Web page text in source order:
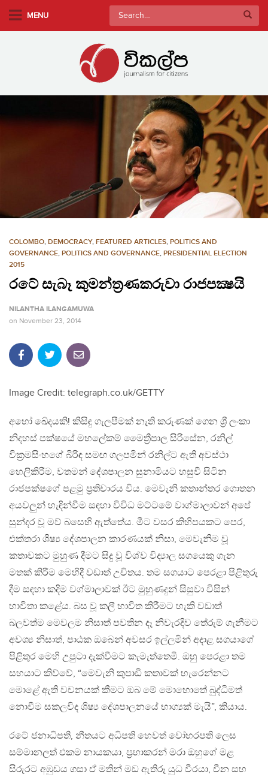
m
i
e
MENU
Search
for:
COLOMBO, DEMOCRACY, FEATURED ARTICLES, POLITICS AND
GOVERNANCE, POLITICS AND GOVERNANCE, PRESIDENTIAL ELECTION
2015
රටේ සැබෑ කුමන්ත්‍රණකරුවා රාජපක්‍ෂයි
NILANTHA ILANGAMUWA
on November 23, 2014
Image Credit: telegraph.co.uk/GETTY
අහෝ ඛේදයකි! කිසිඳු ගැලපීමක් නැති කරුණක් ගෙන ශ්‍රී ලංකා
නිදහස් පක්ෂයේ මහලේකම් මෛත්‍රීපාල සිරිසේන, රනිල්
වික්‍රමසිංහගේ බිරිඳ සමඟ ගලපමින් රනිල්ට ඇති අවස්ථා
හෙලිකිරීම, වතමන් දේශපාලන සුනාමියට හසුවී සිටින
රාජපක්ෂගේ පළමු ප්‍රතිචාරය විය. මෙවැනි කතාන්තර ගොතන
අයවලුන් හැඳින්වීම සඳහා විවිධ මට්ටමේ වාග්මාලාවන් අපේ
සුන්දර වූ මව් බසෙහි ඇත්තේය. මීට වසර කිහිපයකට පෙර,
එක්තරා ශිෂ්‍ය දේශපාලන කාරණයක් නිසා, මෙවැනිම වූ
කතාවකට මුහුණ දීමට සිදු වූ විශ්ව විද්‍යාල සගයෙකු ගැන
මතක් කිරීම මෙහිදී වඩාත් උචිතය. තම සගයාට පෙරළා පිළිතුරු
දීම සඳහා කදිම වග්මාලාවක් ඊට මුහුණදුන් සිසුවා විසින්
භාවිතා කළේය. බස වූ කලී භාවිත කිරීමට හැකි වඩාත්
බලවත්ම මෙවලම නිසාත් පවතින දෑ නිවැරදිව තේරුම් ගැනීමට
අවශ්‍ය නිසාත්, පාඨක ඔබෙන් අවසර ඉල්ලමින් අදාළ සගයාගේ
පිළිතුර මෙහි උපුටා දැක්වීමට කැමැත්තෙමි. ඔහු පෙරළා තම
සහයාට කිව්වේ, “මෙවැනි කුපාඩි කතාවක් හැරෙන්නට
මොළේ ඇති වචනයක් කීමට ඔබ මේ මොහොතේ බුද්ධිමත්
නොවීම සකලවිද ශිෂ්‍ය දේශපාලනයේ භාග්‍යක් මැයි”, කියාය.
රටේ ජනාධිපති, නීතයට අධිපති හෙවත් වෝහරපති ලෙස
සම්මානලත් එකම නායකයා, ප්‍රභාකරන් මරා ඔහුගේ මළ
සිරුරට අඹුඩය ගසා ඒ මතින් මඩ ඇතිරූ යුධ වීරයා, චීන සහ